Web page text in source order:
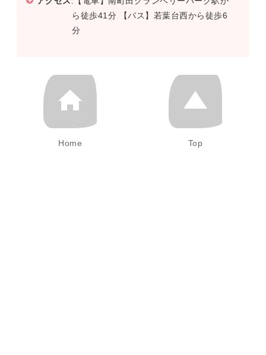
ら徒歩41分 【バス】若葉台西から徒歩6
分
Home Top